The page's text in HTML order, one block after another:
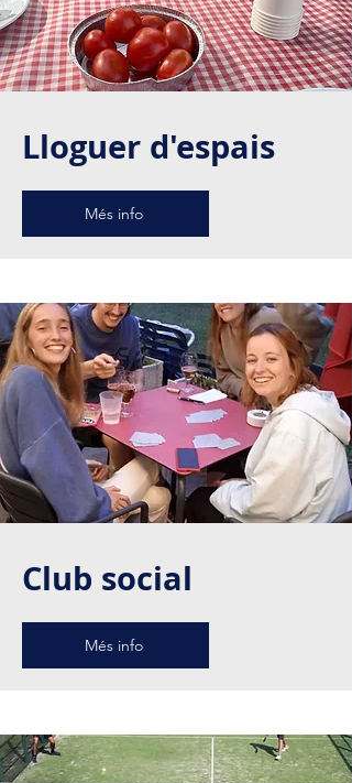
Lloguer d'espais
Més info
Club social
Més info